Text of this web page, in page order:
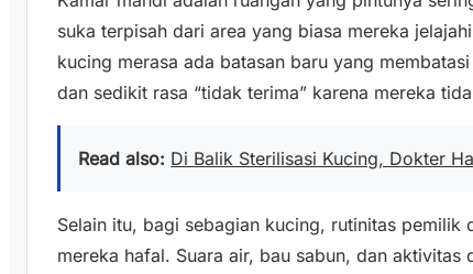
suka terpisah dari area yang biasa mereka
kucing merasa ada batasan baru yang
dan sedikit rasa “tidak terima” karena mereka
Read also: Di Balik Sterilisasi Kucing, Dokter
Selain itu, bagi sebagian kucing, rutinitas pemilik
mereka hafal. Suara air, bau sabun, dan aktivitas